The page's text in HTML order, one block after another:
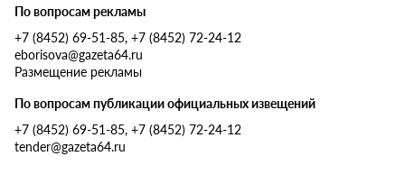
По вопросам рекламы
+7 (8452) 69-51-85, +7 (8452) 72-24-12
eborisova@gazeta64.ru
Размещение рекламы
По вопросам публикации официальных извещений
+7 (8452) 69-51-85, +7 (8452) 72-24-12
tender@gazeta64.ru